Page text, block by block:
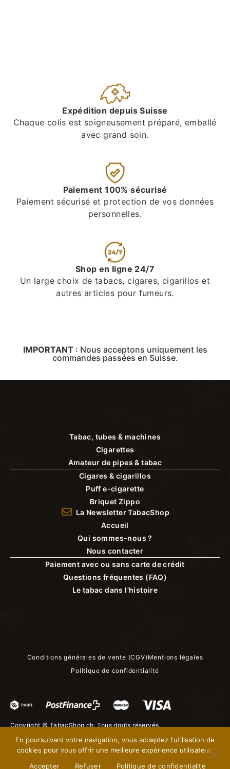
Expédition depuis Suisse
Chaque colis est soigneusement préparé, emballé
avec grand soin.
Paiement 100% sécurisé
Paiement sécurisé et protection de vos données
personnelles.
Shop en ligne 24/7
Un large choix de tabacs, cigares, cigarillos et
autres articles pour fumeurs.
IMPORTANT : Nous acceptons uniquement les
commandes passées en Suisse.
Tabac, tubes & machines
Cigarettes
Amateur de pipes & tabac
Cigares & cigarillos
Puff e-cigarette
Briquet Zippo
La Newsletter TabacShop
Accueil
Qui sommes-nous ?
Nous contacter
Paiement avec ou sans carte de crédit
Questions fréquentes (FAQ)
Le tabac dans l'histoire
Conditions générales de vente (CGV) Mentions légales
Politique de confidentialité
Copyright © TabacShop.ch. Tous droits réservés.
En poursuivant votre navigation, vous acceptez l'utilisation de
cookies pour vous offrir une meilleure expérience utilisateur.
Accepter
Refuser Politique de confidentialité